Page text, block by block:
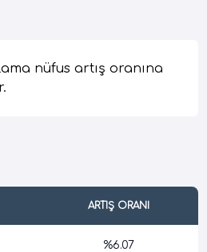
nüfus artış oranına
ARTIŞ ORANI
%6.07